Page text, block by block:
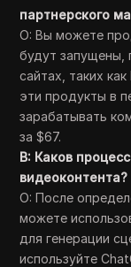
партнерского
О: Вы можете
будут запущены,
сайтах, таких
эти продукты в
зарабатывать
за $67.
В: Каков
видеоконтента?
О: После
можете
для генерации
используйте